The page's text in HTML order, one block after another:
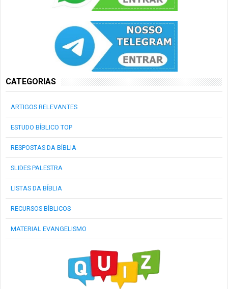
CATEGORIAS
ARTIGOS RELEVANTES
ESTUDO BÍBLICO TOP
RESPOSTAS DA BÍBLIA
SLIDES PALESTRA
LISTAS DA BÍBLIA
RECURSOS BÍBLICOS
MATERIAL EVANGELISMO